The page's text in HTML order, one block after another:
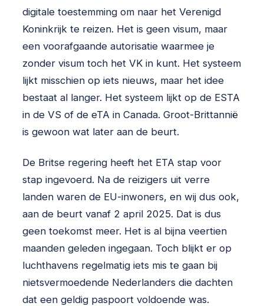
digitale toestemming om naar het Verenigd
Koninkrijk te reizen. Het is geen visum, maar
een voorafgaande autorisatie waarmee je
zonder visum toch het VK in kunt. Het systeem
lijkt misschien op iets nieuws, maar het idee
bestaat al langer. Het systeem lijkt op de ESTA
in de VS of de eTA in Canada. Groot-Brittannië
is gewoon wat later aan de beurt.
De Britse regering heeft het ETA stap voor
stap ingevoerd. Na de reizigers uit verre
landen waren de EU-inwoners, en wij dus ook,
aan de beurt vanaf 2 april 2025. Dat is dus
geen toekomst meer. Het is al bijna veertien
maanden geleden ingegaan. Toch blijkt er op
luchthavens regelmatig iets mis te gaan bij
nietsvermoedende Nederlanders die dachten
dat een geldig paspoort voldoende was.